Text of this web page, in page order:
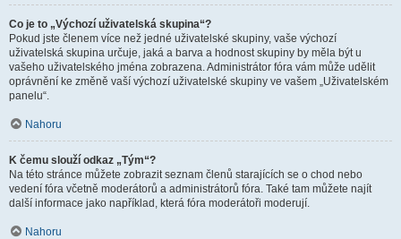
Co je to „Výchozí uživatelská skupina“?
Pokud jste členem více než jedné uživatelské skupiny, vaše výchozí
uživatelská skupina určuje, jaká a barva a hodnost skupiny by měla být u
vašeho uživatelského jména zobrazena. Administrátor fóra vám může udělit
oprávnění ke změně vaší výchozí uživatelské skupiny ve vašem „Uživatelském
panelu“.
Nahoru
K čemu slouží odkaz „Tým“?
Na této stránce můžete zobrazit seznam členů starajících se o chod nebo
vedení fóra včetně moderátorů a administrátorů fóra. Také tam můžete najít
další informace jako například, která fóra moderátoři moderují.
Nahoru